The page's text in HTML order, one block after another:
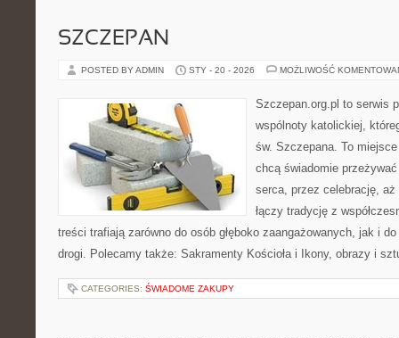
SZCZEPAN
POSTED BY ADMIN STY - 20 - 2026 MOŻLIWOŚĆ
Szczepan.org.pl to serwis
wspólnoty katolickiej,
św. Szczepana. To
chcą świadomie
serca, przez celebrację,
łączy tradycję z
treści trafiają zarówno do osób głęboko zaangażowanych, jak i
drogi. Polecamy także: Sakramenty Kościoła i Ikony, obrazy i
CATEGORIES: ŚWIADOME ZAKUPY